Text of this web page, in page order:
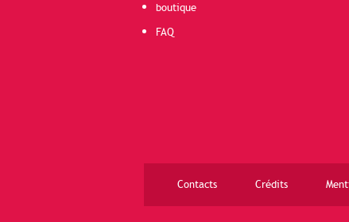
boutique
FAQ
Contacts Crédits